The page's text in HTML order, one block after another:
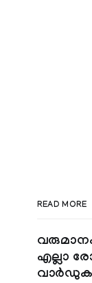
READ MORE
എല്ലാ